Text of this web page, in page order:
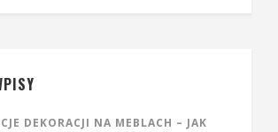
DEKORACJI NA MEBLACH – JAK